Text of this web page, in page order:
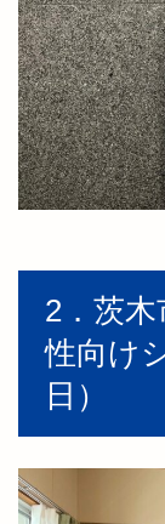
2．茨
性向け
日）